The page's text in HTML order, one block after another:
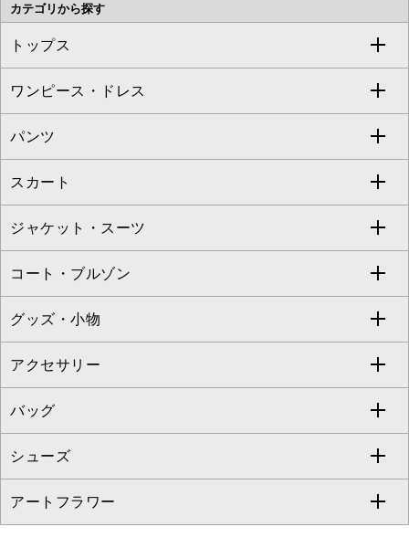
OFUON le MK
MK MICHEL KLEIN HOMME
MK MICHEL KLEIN BAG
カテゴリから探す
トップス
すべてのトップス
カットソー・Tシャツ
ブラウス・シャツ
ニット・セーター
カーディガン
アンサンブルセット
ベスト・ジレ
パーカー
タンクトップ・キャミソール
スウェット・ジャージー
ワンピース・ドレス
すべてのワンピース・ドレス
ワンピース
ドレス
チュニック
ジャンパースカート
その他のワンピース・ドレス
パンツ
すべてのパンツ
フルレングスパンツ
クロップド・半端丈パンツ
ガウチョ・ワイドパンツ
ハーフ・ショート丈パンツ
サロペット・オールインワン
その他のパンツ
スカート
すべてのスカート
ロング・マキシ丈スカート
ひざ丈スカート
ミモレ丈スカート
ショート・ミニ丈スカート
その他のスカート
ジャケット・スーツ
すべてのジャケット・スーツ
テーラードジャケット
ノーカラージャケット
セットアップ
セットアップジャケット
セットアップパンツ
コート・ブルゾン
すべてのコート・ブルゾン
トレンチコート
ピーコート
ダッフルコート
チェスターコート
グッズ・小物
すべてのグッズ・小物
マスク
ストール・マフラー・スヌード
ベルト・サスペンダー
アクセサリー
すべてのアクセサリー
ネックレス
ピアス・イヤリング
バッグ
すべてのバッグ
トートバッグ
シューズ
すべてのシューズ
アートフラワー